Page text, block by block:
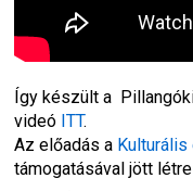
Így készült a
videó ITT.
Az előadás a
támogatásával jött